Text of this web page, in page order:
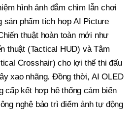
hình ảnh đắm chìm lẫn chơi
sản phẩm tích hợp AI Picture
thuật hoàn toàn mới như
thuật (Tactical HUD) và Tâm
Crosshair) cho lợi thế thi đấu
xao nhãng. Đồng thời, AI OLED
cấp kết hợp hệ thống cảm biến
nghệ bảo trì điểm ảnh tự động